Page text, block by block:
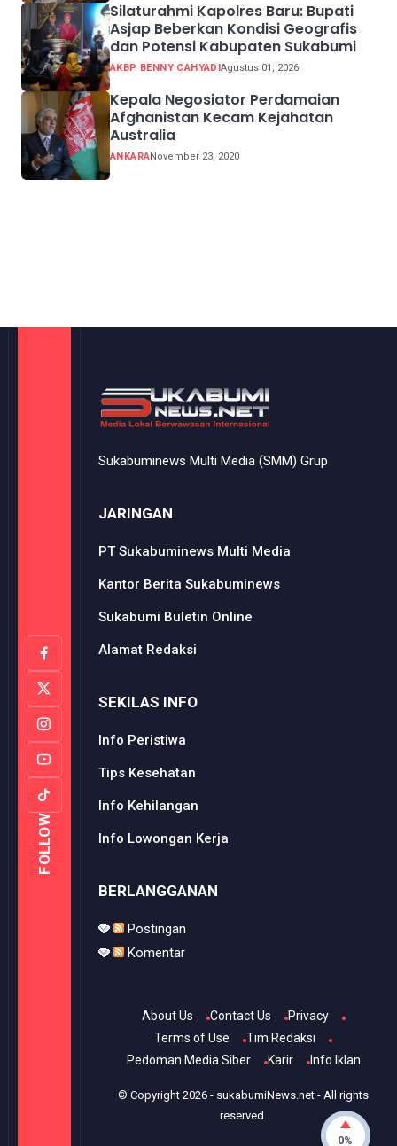
Silaturahmi Kapolres Baru: Bupati
Asjap Beberkan Kondisi Geografis
dan Potensi Kabupaten Sukabumi
AKBP BENNY CAHYADIAgustus 01, 2026
Kepala Negosiator Perdamaian
Afghanistan Kecam Kejahatan
Australia
ANKARANovember 23, 2020
FOLLOW
Sukabuminews Multi Media (SMM) Grup
JARINGAN
PT Sukabuminews Multi Media
Kantor Berita Sukabuminews
Sukabumi Buletin Online
Alamat Redaksi
SEKILAS INFO
Info Peristiwa
Tips Kesehatan
Info Kehilangan
Info Lowongan Kerja
BERLANGGANAN
Postingan
Komentar
About Us Contact Us
Privacy
Terms of Use
Tim Redaksi
Pedoman Media Siber
Karir Info Iklan
© Copyright2026 - sukabumiNews.net - All rights
reserved.
0%